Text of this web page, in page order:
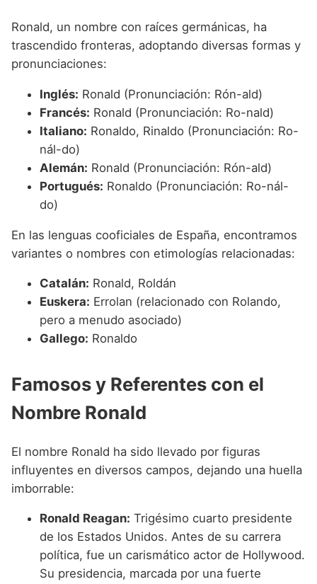
Ronald, un nombre con raíces germánicas, ha
trascendido fronteras, adoptando diversas formas y
pronunciaciones:
Inglés: Ronald (Pronunciación: Rón-ald)
Francés: Ronald (Pronunciación: Ro-nald)
Italiano: Ronaldo, Rinaldo (Pronunciación: Ro-
nál-do)
Alemán: Ronald (Pronunciación: Rón-ald)
Portugués: Ronaldo (Pronunciación: Ro-nál-
do)
En las lenguas cooficiales de España, encontramos
variantes o nombres con etimologías relacionadas:
Catalán: Ronald, Roldán
Euskera: Errolan (relacionado con Rolando,
pero a menudo asociado)
Gallego: Ronaldo
Famosos y Referentes con el
Nombre Ronald
El nombre Ronald ha sido llevado por figuras
influyentes en diversos campos, dejando una huella
imborrable:
Ronald Reagan: Trigésimo cuarto presidente
de los Estados Unidos. Antes de su carrera
política, fue un carismático actor de Hollywood.
Su presidencia, marcada por una fuerte